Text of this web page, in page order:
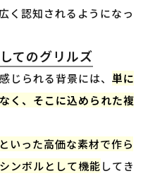
く認知されるようになっ
てのグリルズ
じられる背景には、 単に
く、そこに込められた複
いった高価な素材で作ら
ンボルとして機能してき